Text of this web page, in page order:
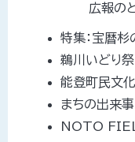
広報の
特集：宝暦杉
鵜川いどり祭
能登町民文化
まちの出来
NOTO